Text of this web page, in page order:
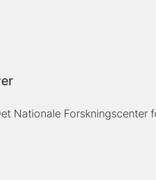
Nationale Forskningscenter